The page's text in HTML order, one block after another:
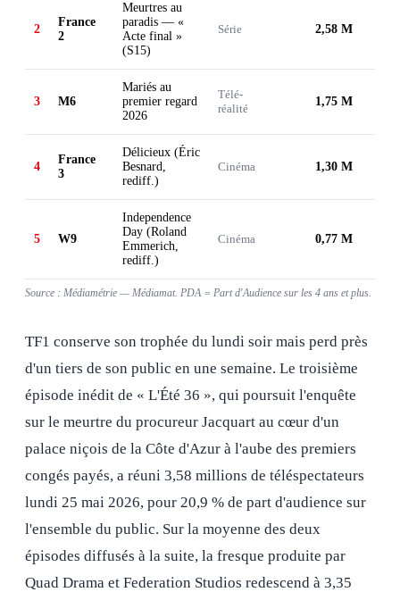
2
France
2
Meurtres au
paradis — «
Acte final »
(S15)
Série 2,58 M
3 M6
Mariés au
premier regard
2026
Télé-
réalité
1,75 M
4
France
3
Délicieux (Éric
Besnard,
rediff.)
Cinéma 1,30 M
5 W9
Independence
Day (Roland
Emmerich,
rediff.)
Cinéma 0,77 M
Source : Médiamétrie — Médiamat. PDA = Part d'Audience sur les 4 ans et plus.
TF1 conserve son trophée du lundi soir mais perd près
d'un tiers de son public en une semaine. Le troisième
épisode inédit de « L'Été 36 », qui poursuit l'enquête
sur le meurtre du procureur Jacquart au cœur d'un
palace niçois de la Côte d'Azur à l'aube des premiers
congés payés, a réuni 3,58 millions de téléspectateurs
lundi 25 mai 2026, pour 20,9 % de part d'audience sur
l'ensemble du public. Sur la moyenne des deux
épisodes diffusés à la suite, la fresque produite par
Quad Drama et Federation Studios redescend à 3,35